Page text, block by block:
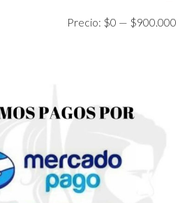
Precio: $0 — $900.000